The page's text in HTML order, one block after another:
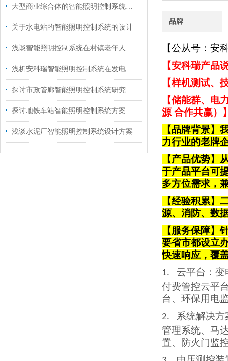
大型商业综合体的智能照明控制系统设计方案
关于水电站的智能照明控制系统的设计
浅谈智能照明控制系统在村镇老年人设施中的应用
浅析安科瑞智能照明控制系统在发电厂的应用探讨
探讨市政管廊智能照明控制系统研究分析
探讨地铁车站智能照明控制系统方案设计
浅谈水泥厂智能照明控制系统设计方案
品牌
【公从号：安
【安科瑞产品
【样机测试、
【储能群、电
源 合作共赢）
【品牌背景】
力行业的老牌
【产品优势】
于产品平台可
多方位需求，
【经验积累】
源、消防、数
【服务保障
要省市都设立
快速响应，覆
1. 云平台 ：
付费管控云平
台、环保用电
2.
系统解决
管理系统、马
置、防火门监